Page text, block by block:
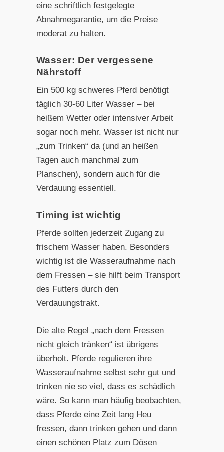
eine schriftlich festgelegte
Abnahmegarantie, um die Preise
moderat zu halten.
Wasser: Der vergessene
Nährstoff
Ein 500 kg schweres Pferd benötigt
täglich 30-60 Liter Wasser – bei
heißem Wetter oder intensiver Arbeit
sogar noch mehr. Wasser ist nicht nur
„zum Trinken“ da (und an heißen
Tagen auch manchmal zum
Planschen), sondern auch für die
Verdauung essentiell.
Timing ist wichtig
Pferde sollten jederzeit Zugang zu
frischem Wasser haben. Besonders
wichtig ist die Wasseraufnahme nach
dem Fressen – sie hilft beim Transport
des Futters durch den
Verdauungstrakt.
Die alte Regel „nach dem Fressen
nicht gleich tränken“ ist übrigens
überholt. Pferde regulieren ihre
Wasseraufnahme selbst sehr gut und
trinken nie so viel, dass es schädlich
wäre. So kann man häufig beobachten,
dass Pferde eine Zeit lang Heu
fressen, dann trinken gehen und dann
einen schönen Platz zum Dösen